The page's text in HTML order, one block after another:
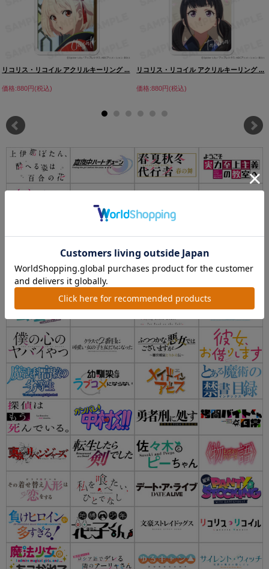
リコリス・リコイル アクリルキーリング ...
価格:880円(税込)
リコリス・リコイル アクリルキーリング ...
価格:880円(税込)